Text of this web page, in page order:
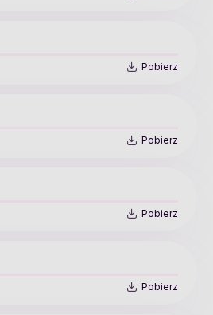
Pobierz
Pobierz
Pobierz
Pobierz